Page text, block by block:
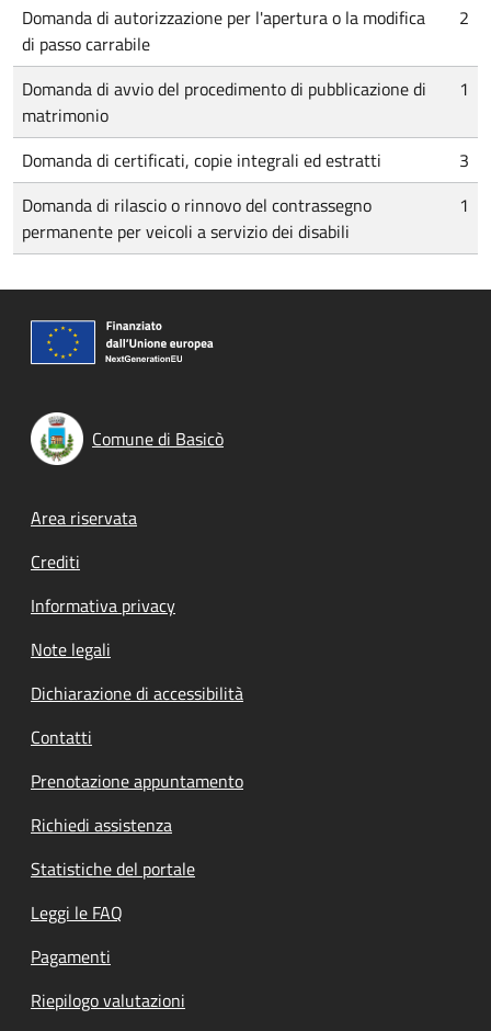
Domanda di autorizzazione per l'apertura o la modifica
di passo carrabile
2
Domanda di avvio del procedimento di pubblicazione di
matrimonio
1
Domanda di certificati, copie integrali ed estratti
3
Domanda di rilascio o rinnovo del contrassegno
permanente per veicoli a servizio dei disabili
1
Comune di Basicò
Footer menu
Area riservata
Crediti
Informativa privacy
Note legali
Dichiarazione di accessibilità
Contatti
Prenotazione appuntamento
Richiedi assistenza
Statistiche del portale
Leggi le FAQ
Pagamenti
Riepilogo valutazioni